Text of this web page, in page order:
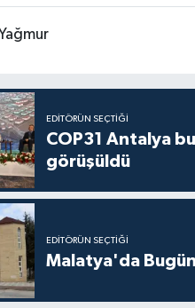
EDITÖRÜN SEÇTIĞI
COP31 Antalya
görüşüldü
EDITÖRÜN SEÇTIĞI
Malatya'da